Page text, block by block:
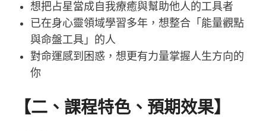
想把占星當成自我療癒與幫助他人的工具者
已在身心靈領域學習多年，想整合「能量觀點
與命盤工具」的人
對命運感到困惑，想更有力量掌握人生方向的
你
【二、課程特色、預期效果】